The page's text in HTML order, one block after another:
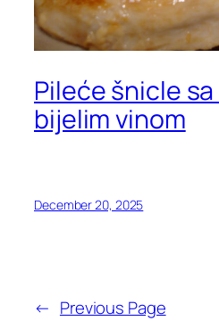
Pileće šnicle
bijelim vinom
December 20, 2025
← Previous Page